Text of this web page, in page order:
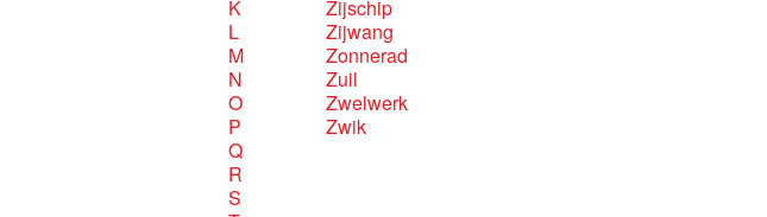
K
L
M
N
O
P
Q
R
S
Zijschip
Zijwang
Zonnerad
Zuil
Zwelwerk
Zwik